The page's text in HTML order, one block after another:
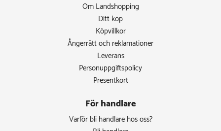
Om Landshopping
Ditt köp
Köpvillkor
Ångerrätt och reklamationer
Leverans
Personuppgiftspolicy
Presentkort
För handlare
Varför bli handlare hos oss?